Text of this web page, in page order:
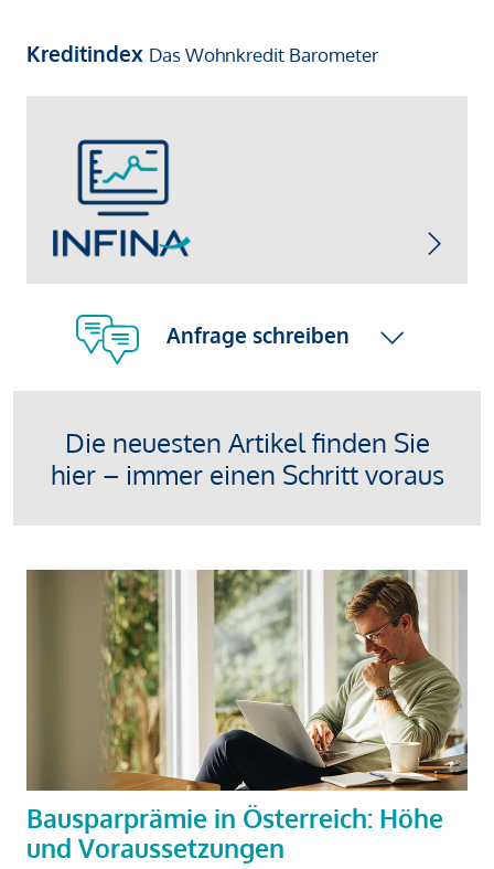
Kreditindex Das Wohnkredit Barometer
Anfrage schreiben
Die neuesten Artikel finden Sie
hier – immer einen Schritt voraus
Bausparprämie in Österreich: Höhe
und Voraussetzungen